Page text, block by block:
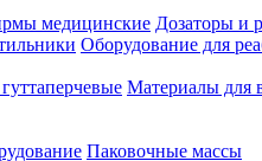
медицинские Дозаторы и
Оборудование для
Материалы для
Паковочные массы